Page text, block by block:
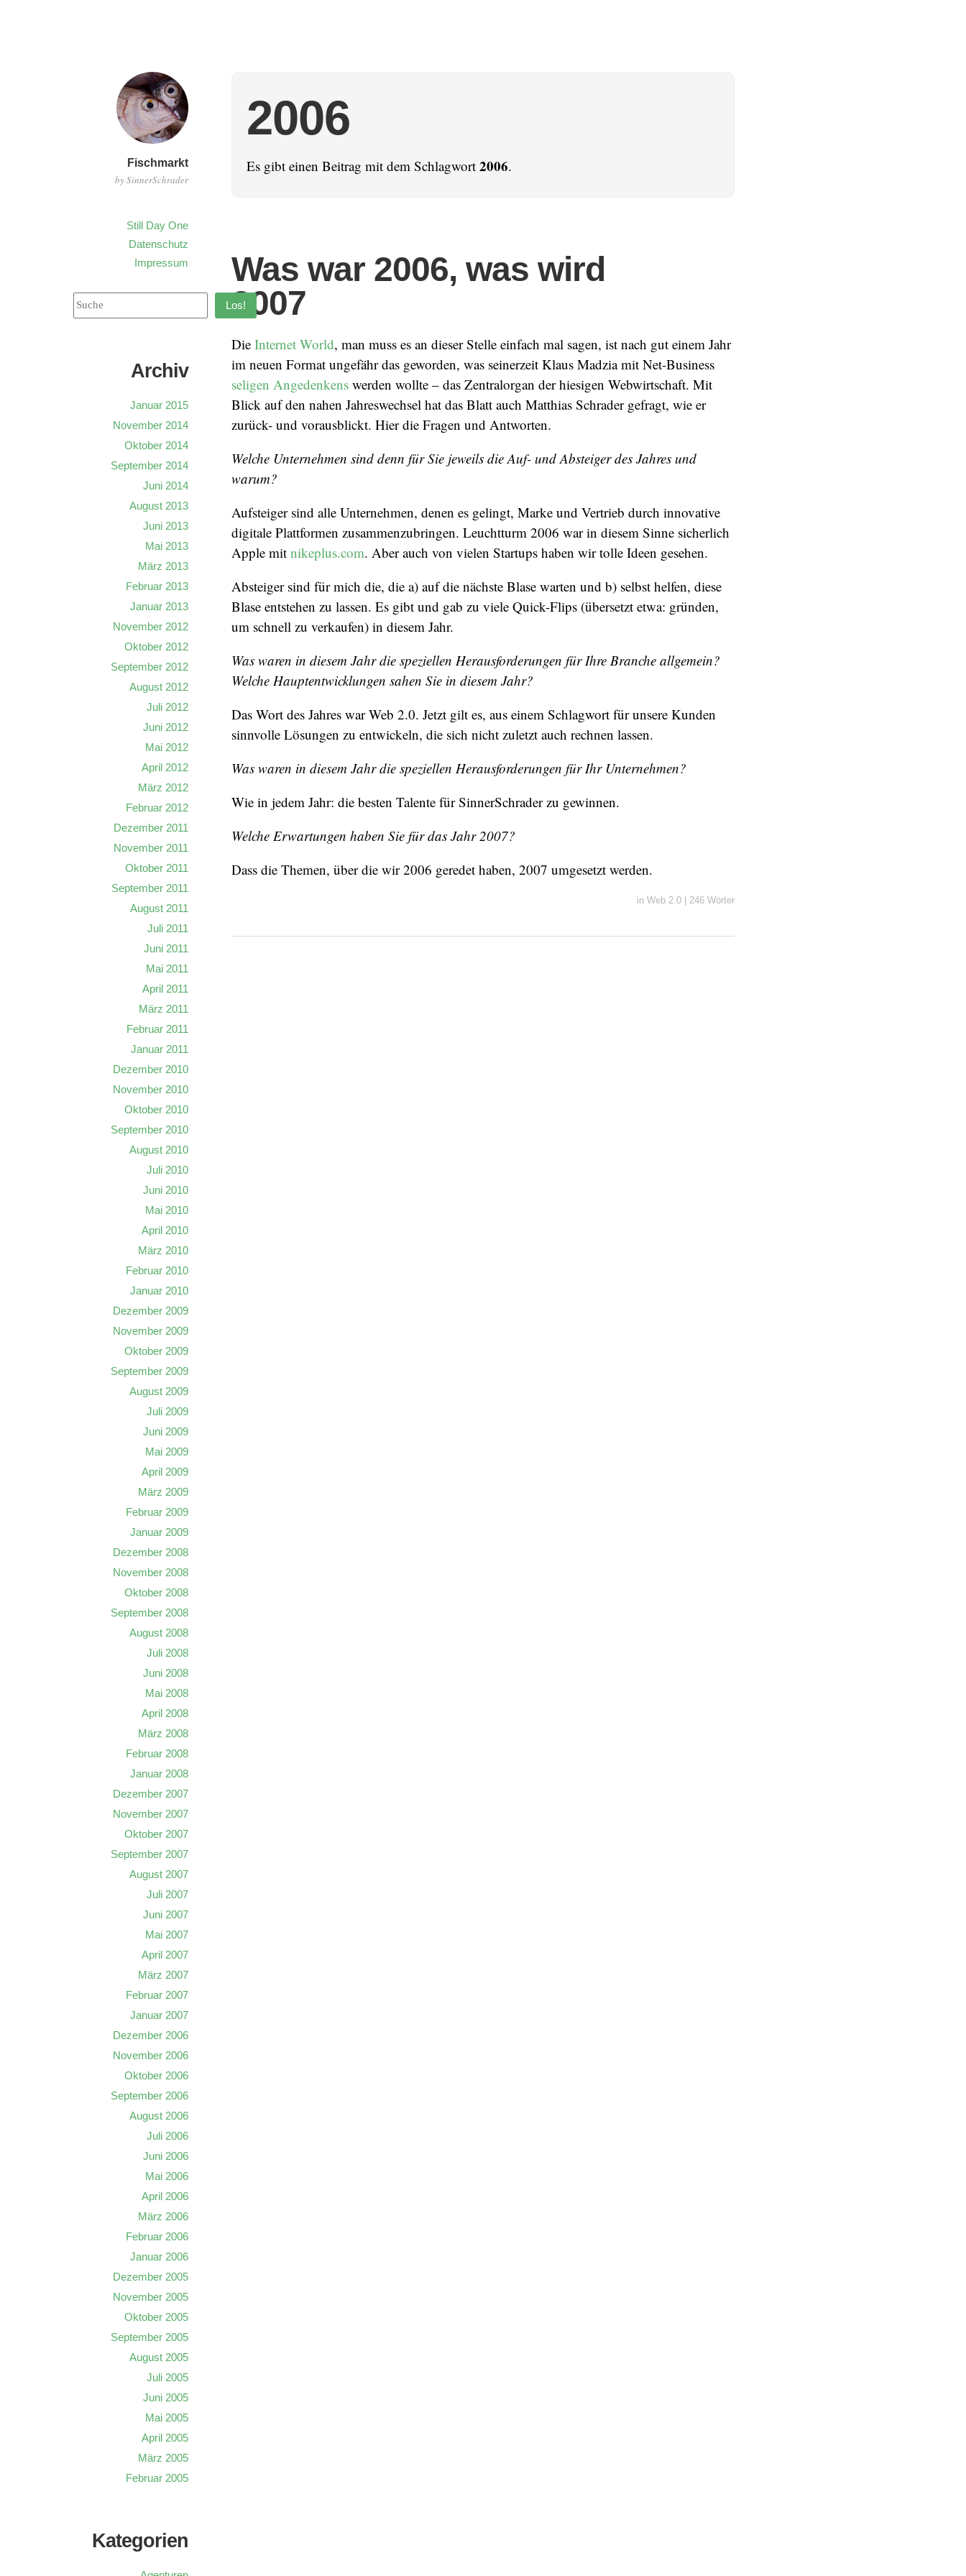
Fischmarkt
by SinnerSchrader
Still Day One
Datenschutz
Impressum
2006
Es gibt einen Beitrag mit dem Schlagwort 2006.
Was war 2006, was wird
2007
Die Internet World, man muss es an dieser Stelle einfach mal sagen, ist nach gut einem Jahr
im neuen Format ungefähr das geworden, was seinerzeit Klaus Madzia mit Net-Business
seligen Angedenkens werden wollte – das Zentralorgan der hiesigen Webwirtschaft. Mit
Blick auf den nahen Jahreswechsel hat das Blatt auch Matthias Schrader gefragt, wie er
zurück- und vorausblickt. Hier die Fragen und Antworten.
Welche Unternehmen sind denn für Sie jeweils die Auf- und Absteiger des Jahres und
warum?
Aufsteiger sind alle Unternehmen, denen es gelingt, Marke und Vertrieb durch innovative
digitale Plattformen zusammenzubringen. Leuchtturm 2006 war in diesem Sinne sicherlich
Apple mit nikeplus.com. Aber auch von vielen Startups haben wir tolle Ideen gesehen.
Absteiger sind für mich die, die a) auf die nächste Blase warten und b) selbst helfen, diese
Blase entstehen zu lassen. Es gibt und gab zu viele Quick-Flips (übersetzt etwa: gründen,
um schnell zu verkaufen) in diesem Jahr.
Was waren in diesem Jahr die speziellen Herausforderungen für Ihre Branche allgemein?
Welche Hauptentwicklungen sahen Sie in diesem Jahr?
Das Wort des Jahres war Web 2.0. Jetzt gilt es, aus einem Schlagwort für unsere Kunden
sinnvolle Lösungen zu entwickeln, die sich nicht zuletzt auch rechnen lassen.
Was waren in diesem Jahr die speziellen Herausforderungen für Ihr Unternehmen?
Wie in jedem Jahr: die besten Talente für SinnerSchrader zu gewinnen.
Welche Erwartungen haben Sie für das Jahr 2007?
Dass die Themen, über die wir 2006 geredet haben, 2007 umgesetzt werden.
in Web 2.0 246 Wörter
Los!
Archiv
Januar 2015
November 2014
Oktober 2014
September 2014
Juni 2014
August 2013
Juni 2013
Mai 2013
März 2013
Februar 2013
Januar 2013
November 2012
Oktober 2012
September 2012
August 2012
Juli 2012
Juni 2012
Mai 2012
April 2012
März 2012
Februar 2012
Dezember 2011
November 2011
Oktober 2011
September 2011
August 2011
Juli 2011
Juni 2011
Mai 2011
April 2011
März 2011
Februar 2011
Januar 2011
Dezember 2010
November 2010
Oktober 2010
September 2010
August 2010
Juli 2010
Juni 2010
Mai 2010
April 2010
März 2010
Februar 2010
Januar 2010
Dezember 2009
November 2009
Oktober 2009
September 2009
August 2009
Juli 2009
Juni 2009
Mai 2009
April 2009
März 2009
Februar 2009
Januar 2009
Dezember 2008
November 2008
Oktober 2008
September 2008
August 2008
Juli 2008
Juni 2008
Mai 2008
April 2008
März 2008
Februar 2008
Januar 2008
Dezember 2007
November 2007
Oktober 2007
September 2007
August 2007
Juli 2007
Juni 2007
Mai 2007
April 2007
März 2007
Februar 2007
Januar 2007
Dezember 2006
November 2006
Oktober 2006
September 2006
August 2006
Juli 2006
Juni 2006
Mai 2006
April 2006
März 2006
Februar 2006
Januar 2006
Dezember 2005
November 2005
Oktober 2005
September 2005
August 2005
Juli 2005
Juni 2005
Mai 2005
April 2005
März 2005
Februar 2005
Kategorien